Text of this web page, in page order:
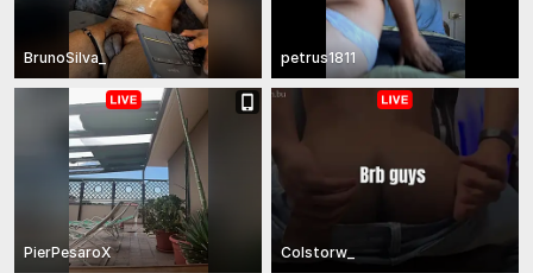
BrunoSilva_ petrus1811
PierPesaroX Colstorw_